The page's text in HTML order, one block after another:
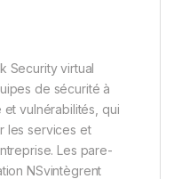
Security virtual
de sécurité à
vulnérabilités, qui
les services et
Les pare-
NSvintègrent